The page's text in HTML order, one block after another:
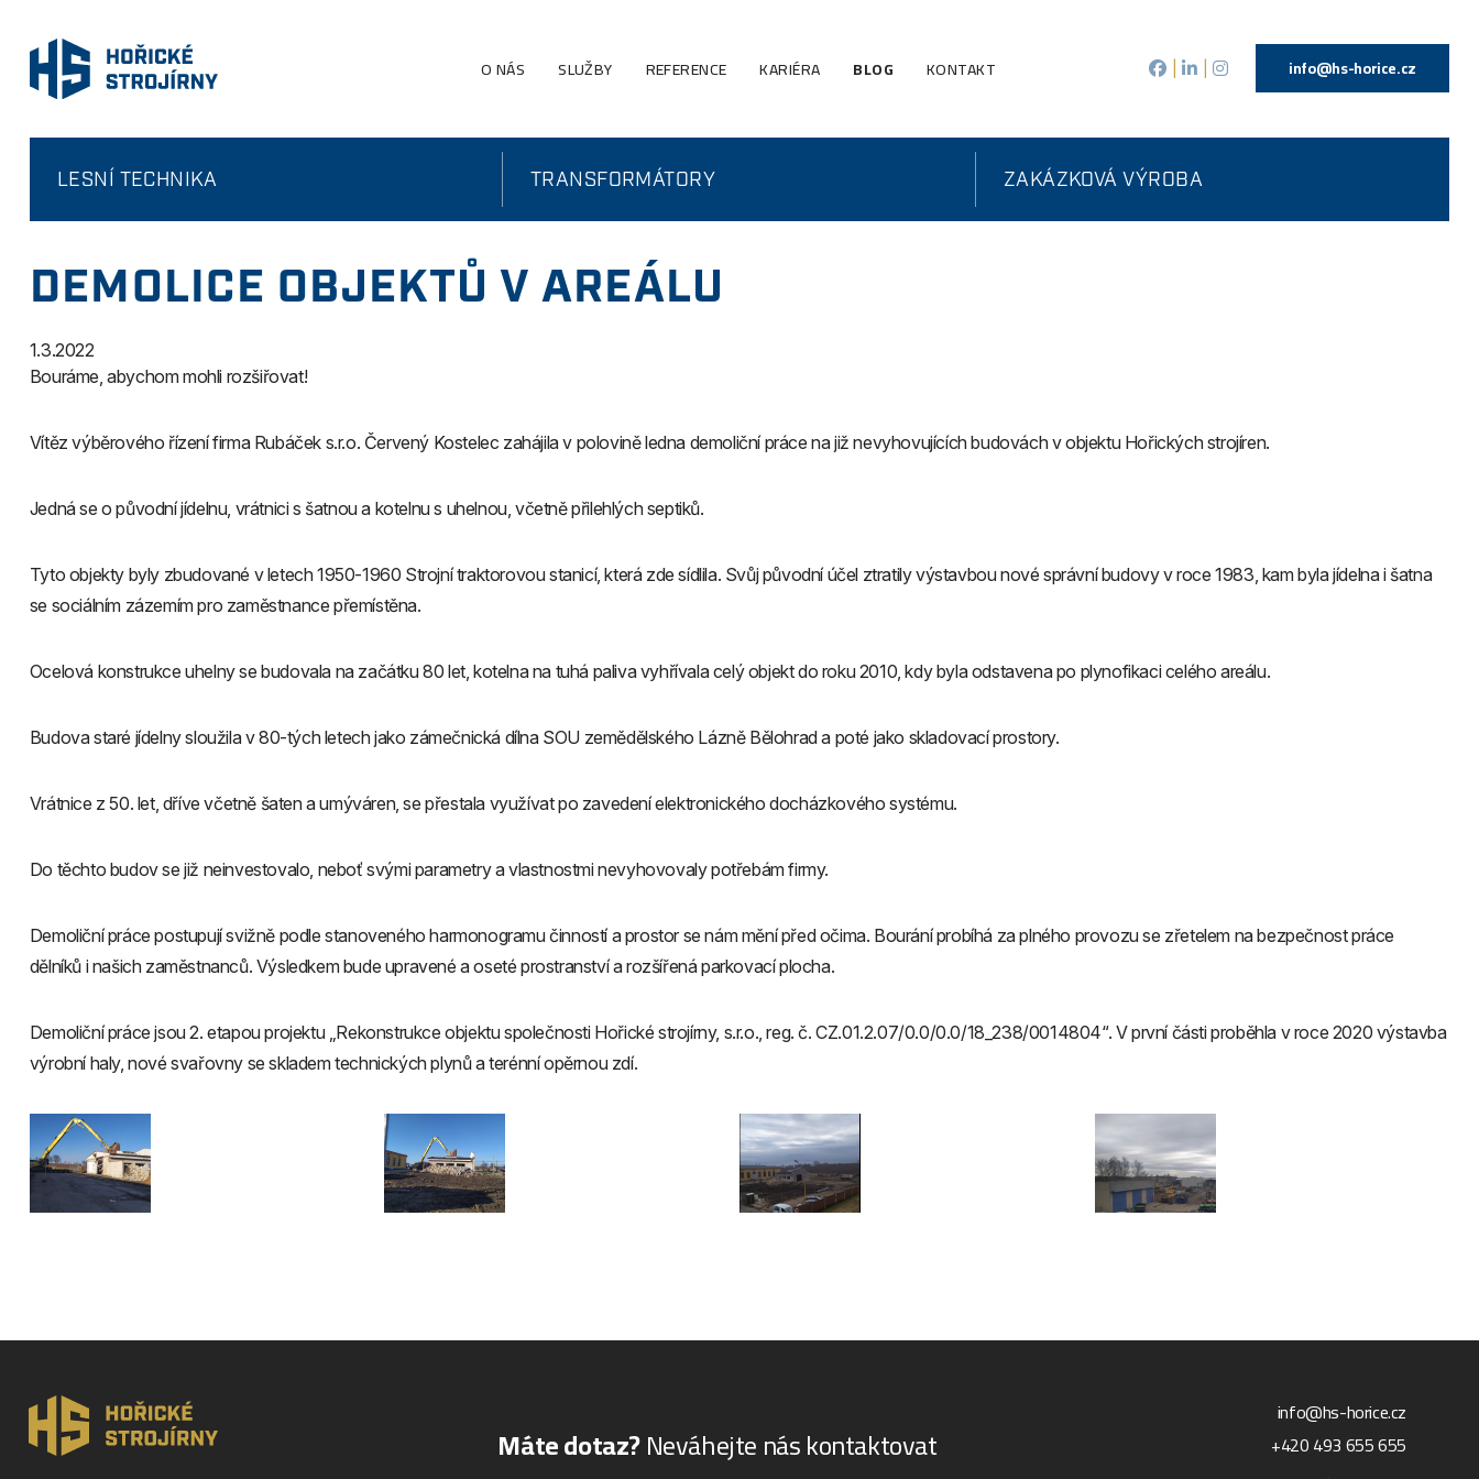
O NÁS SLUŽBY REFERENCE KARIÉRA BLOG KONTAKT info@hs-horice.cz
LESNÍ TECHNIKA TRANSFORMÁTORY ZAKÁZKOVÁ VÝROBA
DEMOLICE OBJEKTŮ V AREÁLU
1.3.2022
Bouráme, abychom mohli rozšiřovat!
Vítěz výběrového řízení firma Rubáček s.r.o. Červený Kostelec zahájila v polovině ledna demoliční práce na již nevyhovujících budovách v objektu Hořických strojíren.
Jedná se o původní jídelnu, vrátnici s šatnou a kotelnu s uhelnou, včetně přilehlých septiků.
Tyto objekty byly zbudované v letech 1950-1960 Strojní traktorovou stanicí, která zde sídlila. Svůj původní účel ztratily výstavbou nové správní budovy v roce 1983, kam byla jídelna i šatna
se sociálním zázemím pro zaměstnance přemístěna.
Ocelová konstrukce uhelny se budovala na začátku 80 let, kotelna na tuhá paliva vyhřívala celý objekt do roku 2010, kdy byla odstavena po plynofikaci celého areálu.
Budova staré jídelny sloužila v 80-tých letech jako zámečnická dílna SOU zemědělského Lázně Bělohrad a poté jako skladovací prostory.
Vrátnice z 50. let, dříve včetně šaten a umýváren, se přestala využívat po zavedení elektronického docházkového systému.
Do těchto budov se již neinvestovalo, neboť svými parametry a vlastnostmi nevyhovovaly potřebám firmy.
Demoliční práce postupují svižně podle stanoveného harmonogramu činností a prostor se nám mění před očima. Bourání probíhá za plného provozu se zřetelem na bezpečnost práce
dělníků i našich zaměstnanců. Výsledkem bude upravené a oseté prostranství a rozšířená parkovací plocha.
Demoliční práce jsou 2. etapou projektu „Rekonstrukce objektu společnosti Hořické strojírny, s.r.o., reg. č. CZ.01.2.07/0.0/0.0/18_238/0014804“. V první části proběhla v roce 2020 výstavba
výrobní haly, nové svařovny se skladem technických plynů a terénní opěrnou zdí.
Máte dotaz?Neváhejte nás kontaktovat
info@hs-horice.cz
+420 493 655 655